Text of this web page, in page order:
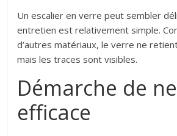
Un escalier en verre peut sembler
entretien est relativement simple.
d’autres matériaux, le verre ne
mais les traces sont visibles.
Démarche de
efficace